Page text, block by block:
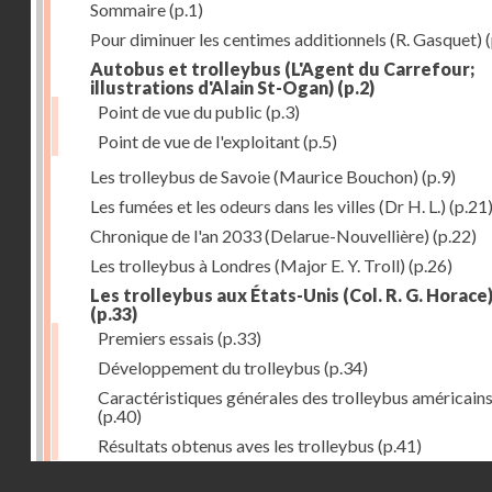
Sommaire(p.1)
Pour diminuer les centimes additionnels (R. Gasquet)
Autobus et trolleybus (L'Agent du Carrefour;
illustrations d'Alain St-Ogan) (p.2)
Point de vue du public (p.3)
Point de vue de l'exploitant(p.5)
Les trolleybus de Savoie (Maurice Bouchon) (p.9)
Les fumées et les odeurs dans les villes (Dr H. L.) (p.21)
Chronique de l'an 2033 (Delarue-Nouvellière) (p.22)
Les trolleybus à Londres (Major E. Y. Troll) (p.26)
Les trolleybus aux États-Unis (Col. R. G. Horace)
(p.33)
Premiers essais (p.33)
Développement du trolleybus (p.34)
Caractéristiques générales des trolleybus américains
(p.40)
Résultats obtenus aves les trolleybus (p.41)